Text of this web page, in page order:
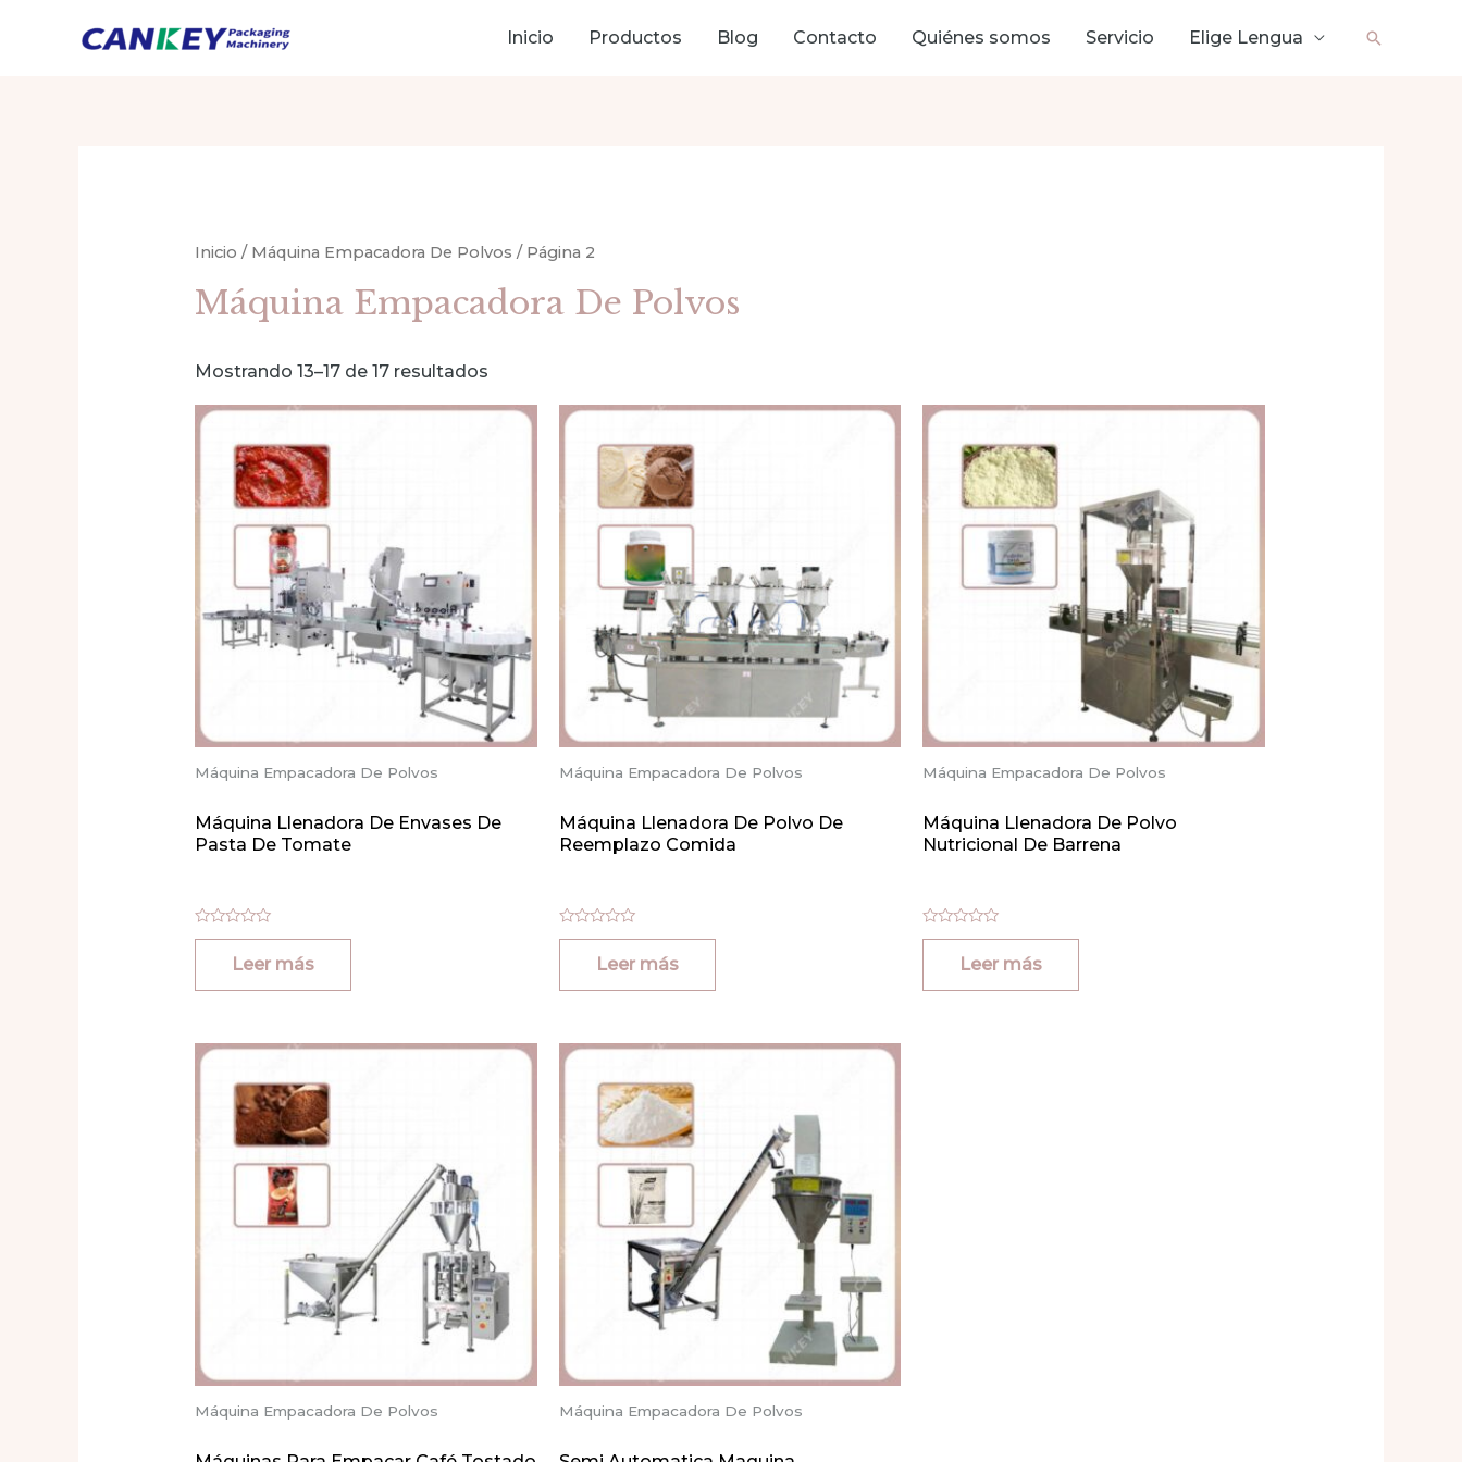
Inicio Productos Blog Contacto Quiénes somos Servicio Elige Lengua Buscar
Inicio / Máquina Empacadora De Polvos / Página 2
Máquina Empacadora De Polvos
Mostrando 13–17 de 17 resultados
Máquina Empacadora De Polvos
Máquina Llenadora De Envases De
Pasta De Tomate
Valorado
5
Leer más
Máquina Empacadora De Polvos
Máquina Llenadora De Polvo De
Reemplazo Comida
Valorado
5
Leer más
Máquina Empacadora De Polvos
Máquina Llenadora De Polvo
Nutricional De Barrena
Valorado
5
Leer más
Máquina Empacadora De Polvos Máquina Empacadora De Polvos